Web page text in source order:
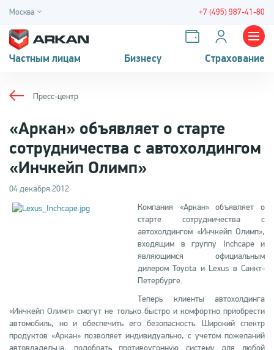
Москва +7 (495) 987-41-80
Частным лицам Бизнесу Страхование
Пресс-центр
«Аркан» объявляет о старте
сотрудничества с автохолдингом
«Инчкейп Олимп»
04 декабря 2012
Компания «Аркан» объявляет о
старте сотрудничества с
автохолдингом «Инчкейп Олимп»,
входящим в группу Inchcape и
являющимся официальным
дилером Toyota и Lexus в Санкт-
Петербурге.
Теперь клиенты автохолдинга
«Инчкейп Олимп» смогут не только быстро и комфортно приобрести
автомобиль, но и обеспечить его безопасность. Широкий спектр
продуктов «Аркан» позволяет индивидуально, с учетом пожеланий
автовладельца, подобрать противоугонную систему для любой